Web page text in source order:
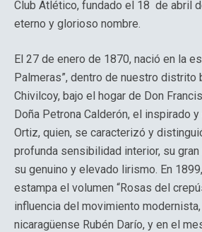
Club Atlético, fundado el 18 de abril
eterno y glorioso nombre.
El 27 de enero de 1870, nació en la
Palmeras”, dentro de nuestro distrito
Chivilcoy, bajo el hogar de Don
Doña Petrona Calderón, el inspirado
Ortiz, quien, se caracterizó y
profunda sensibilidad interior, su
su genuino y elevado lirismo. En
estampa el volumen “Rosas del
influencia del movimiento
nicaragüense Rubén Darío, y en el